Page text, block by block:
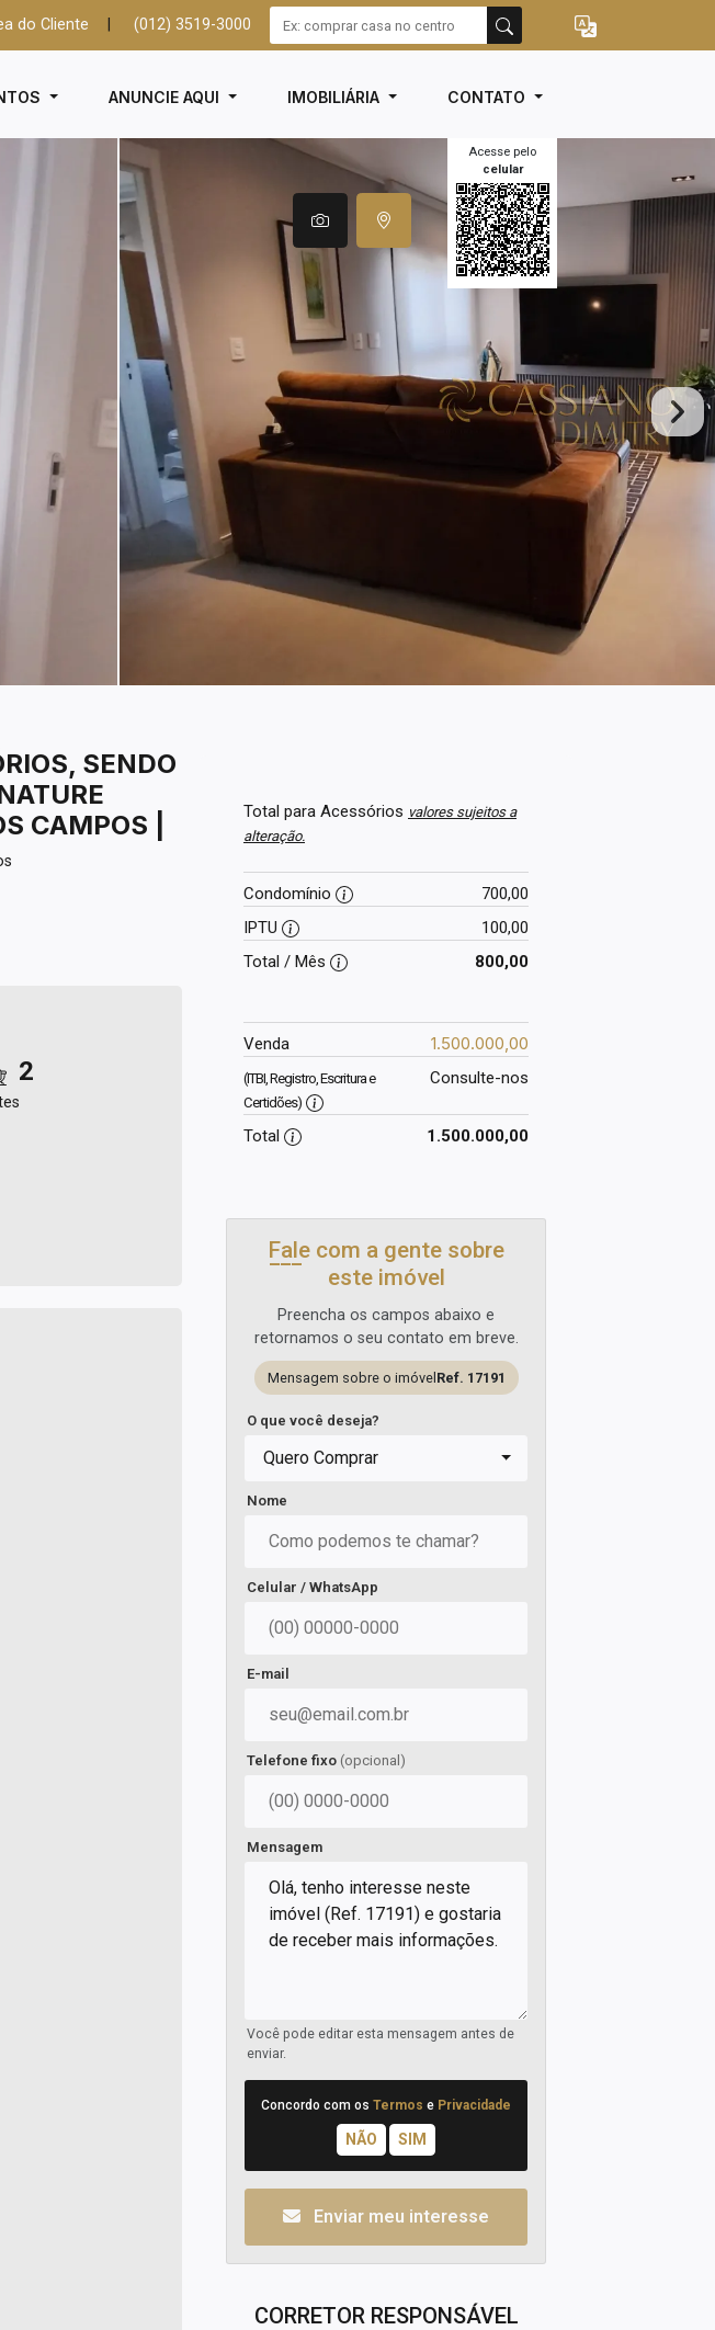
do Cliente (012) 3519-3000
ANUNCIE AQUI IMOBILIÁRIA CONTATO
Acesse pelo
celular
SENDO
CAMPOS |
2
Total para Acessórios valores sujeitos a
alteração.
Condomínio
700,00
IPTU
100,00
Total / Mês
800,00
Venda 1.500.000,00
(ITBI, Registro, Escritura e
Certidões)
Consulte-nos
Total 1.500.000,00
Fale com a gente sobre
este imóvel
Preencha os campos abaixo e
retornamos o seu contato em breve.
Mensagem sobre o imóvel Ref. 17191
O que você deseja?
Quero Comprar
Nome
Celular / WhatsApp
E-mail
Telefone fixo (opcional)
Mensagem
Você pode editar esta mensagem antes de
enviar.
Concordo com os Termos e Privacidade
Enviar meu interesse
CORRETOR RESPONSÁVEL